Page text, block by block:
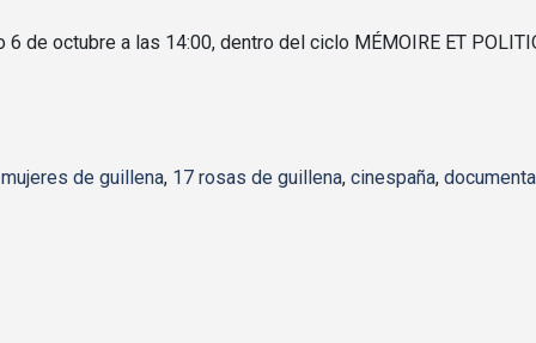
de octubre a las 14:00, dentro del ciclo MÉMOIRE ET
de guillena, 17 rosas de guillena, cinespaña,